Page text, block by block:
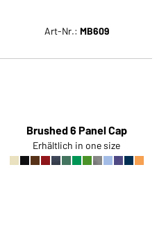
Art-Nr.: MB609